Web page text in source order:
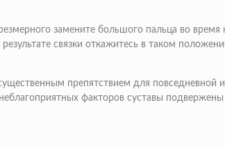
замените большого пальца во
связки откажитесь в таком
препятствием для повседневной
факторов суставы